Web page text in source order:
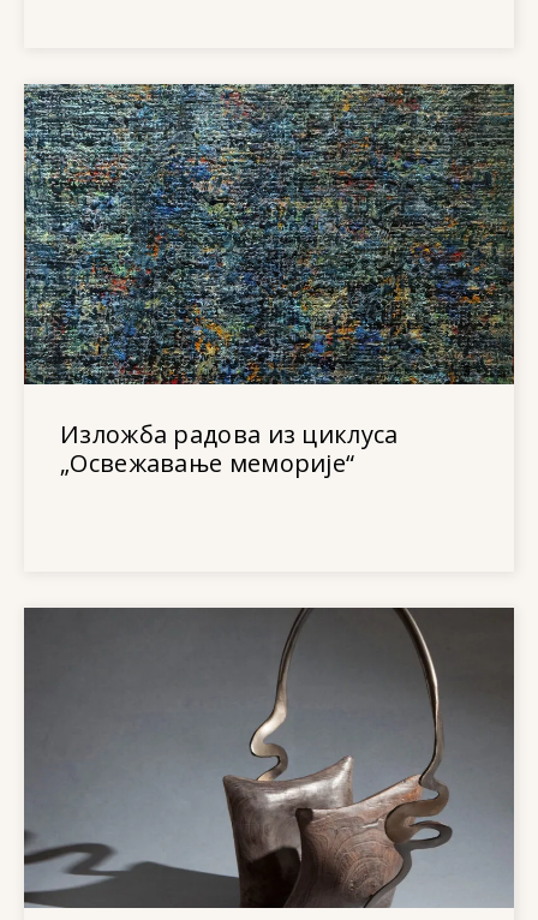
Изложба радова из циклуса
„Освежавање меморије“